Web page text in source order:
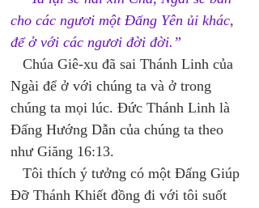
cho các ngươi một Đấng Yên ủi khác,
để ở với các ngươi đời đời.”
Chúa Giê-xu đã sai Thánh Linh của
Ngài để ở với chúng ta và ở trong
chúng ta mọi lúc. Đức Thánh Linh là
Đấng Hướng Dẫn của chúng ta theo
như Giăng 16:13.
Tôi thích ý tưởng có một Đấng Giúp
Đỡ Thánh Khiết đồng đi với tôi suốt